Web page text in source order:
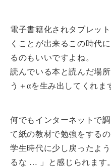
電子書籍化されタブレッ
くことが出来るこの時代
るのもいいですよね。
読んでいる本と読んだ場
う＋αを生み出してくれま
何でもインターネットで
て紙の教材で勉強をする
学生時代に少し戻ったよ
るな … 」と感じられます。